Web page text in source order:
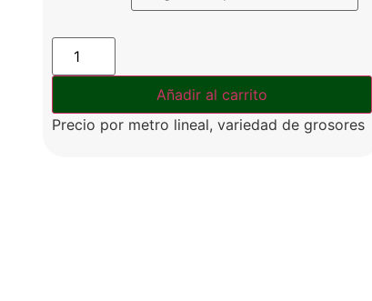
Añadir al carrito
Precio por metro lineal, variedad de grosores